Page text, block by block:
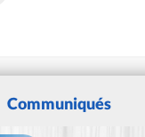
Communiqués